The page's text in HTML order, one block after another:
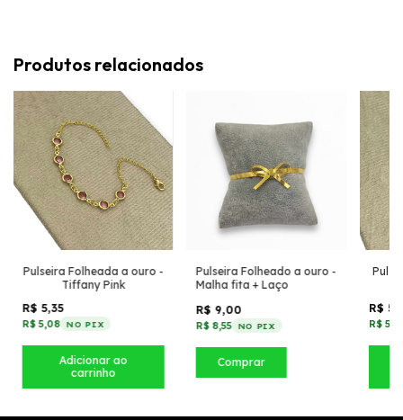
Produtos relacionados
Pulseira Folheada a ouro -
Tiffany Pink
R$ 5,35
R$ 5,08 NO PIX
Pulseira Folheado a ouro -
Malha fita + Laço
R$ 9,00
R$ 8,55 NO PIX
Comprar
R$
R$